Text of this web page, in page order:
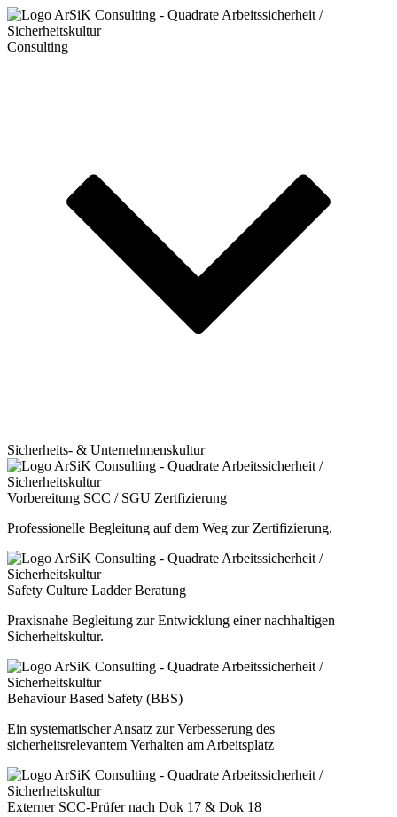
Consulting
Sicherheits- & Unternehmenskultur
Vorbereitung SCC / SGU Zertfizierung
Professionelle Begleitung auf dem Weg zur Zertifizierung.
Safety Culture Ladder Beratung
Praxisnahe Begleitung zur Entwicklung einer nachhaltigen
Sicherheitskultur.
Behaviour Based Safety (BBS)
Ein systematischer Ansatz zur Verbesserung des
sicherheitsrelevantem Verhalten am Arbeitsplatz
Externer SCC-Prüfer nach Dok 17 & Dok 18